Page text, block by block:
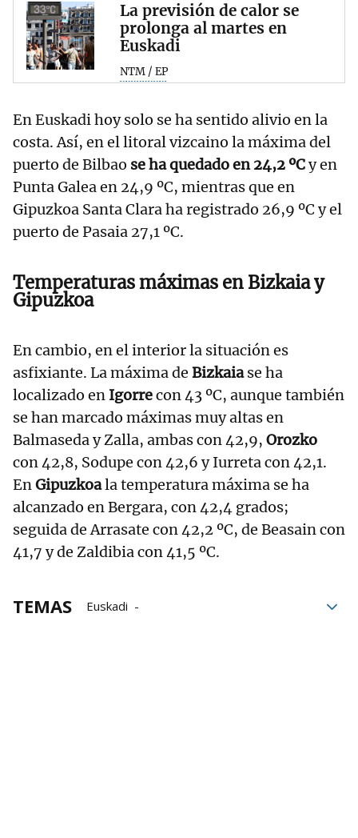
La previsión de calor se
prolonga al martes en
Euskadi
NTM / EP
En Euskadi hoy solo se ha sentido alivio en la
costa. Así, en el litoral vizcaino la máxima del
puerto de Bilbao se ha quedado en 24,2 ºCy en
Punta Galea en 24,9 ºC, mientras que en
Gipuzkoa Santa Clara ha registrado 26,9 ºC y el
puerto de Pasaia 27,1 ºC.
Temperaturas máximas en Bizkaia y
Gipuzkoa
En cambio, en el interior la situación es
asfixiante. La máxima de Bizkaiase ha
localizado en Igorrecon 43 ºC, aunque también
se han marcado máximas muy altas en
Balmaseda y Zalla, ambas con 42,9, Orozko
con 42,8, Sodupe con 42,6 y Iurreta con 42,1.
EnGipuzkoala temperatura máxima se ha
alcanzado en Bergara, con 42,4 grados;
seguida de Arrasate con 42,2 ºC, de Beasain con
41,7 y de Zaldibia con 41,5 ºC.
TEMAS
Euskadi